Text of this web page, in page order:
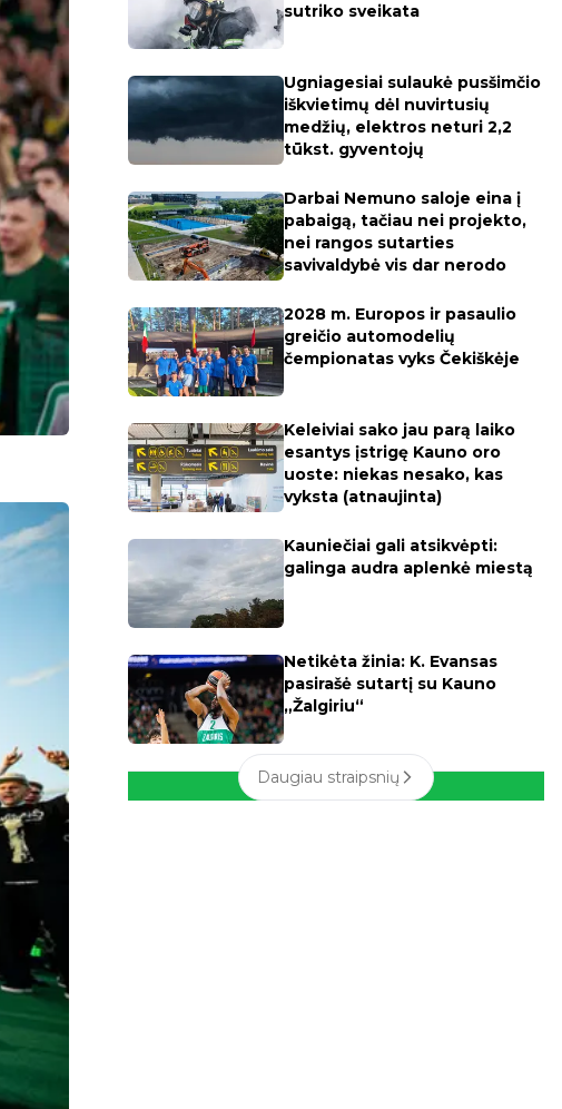
sutriko sveikata
Ugniagesiai sulaukė pusšimčio
iškvietimų dėl nuvirtusių
medžių, elektros neturi 2,2
tūkst. gyventojų
Darbai Nemuno saloje eina į
pabaigą, tačiau nei projekto,
nei rangos sutarties
savivaldybė vis dar nerodo
2028 m. Europos ir pasaulio
greičio automodelių
čempionatas vyks Čekiškėje
Keleiviai sako jau parą laiko
esantys įstrigę Kauno oro
uoste: niekas nesako, kas
vyksta (atnaujinta)
Kauniečiai gali atsikvėpti:
galinga audra aplenkė miestą
Netikėta žinia: K. Evansas
pasirašė sutartį su Kauno
„Žalgiriu“
Daugiau straipsnių